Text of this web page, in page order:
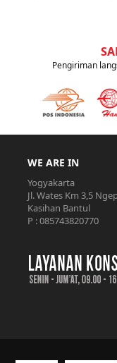
Pengiriman
WE ARE IN
Yogyakarta
Jl. Wates Km 3,5
Kasihan Bantul
P : 085743820770